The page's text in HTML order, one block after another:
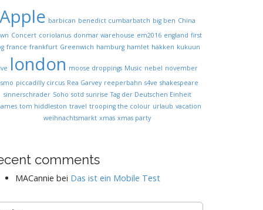
Apple barbican benedict cumbarbatch big ben China
Concert coriolanus donmar warehouse em2016 england first
france frankfurt Greenwich hamburg hamlet häkken kukuun
london moose droppings Music nebel november
piccadilly circus Rea Garvey reeperbahn s4ve shakespeare
sinnerschrader Soho sotd sunrise Tag der Deutschen Einheit
tom hiddleston travel trooping the colour urlaub vacation
weihnachtsmarkt xmas xmas party
comments
MACannie bei Das ist ein Mobile Test